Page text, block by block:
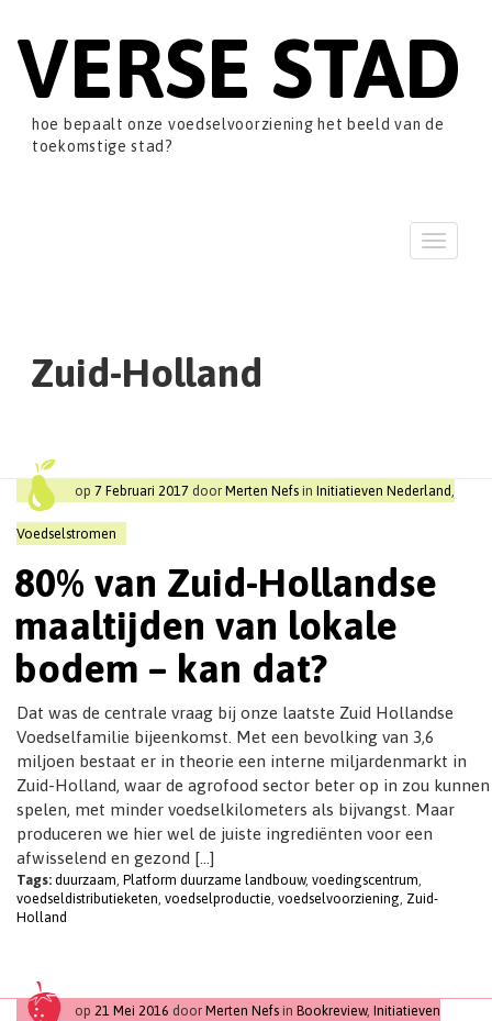
VERSE STAD
hoe bepaalt onze voedselvoorziening het beeld van de
toekomstige stad?
T
o
a
t
Zuid-Holland
op 7 Februari 2017 door Merten Nefs in Initiatieven Nederland
Voedselstromen
80% van Zuid-Hollandse
maaltijden van lokale
bodem – kan dat?
Dat was de centrale vraag bij onze laatste Zuid Hollandse
Voedselfamilie bijeenkomst. Met een bevolking van 3,6
miljoen bestaat er in theorie een interne miljardenmarkt in
Zuid-Holland, waar de agrofood sector beter op in zou kunnen
spelen, met minder voedselkilometers als bijvangst. Maar
produceren we hier wel de juiste ingrediënten voor een
afwisselend en gezond […]
Tags: duurzaam, Platform duurzame landbouw, voedingscentrum,
voedseldistributieketen, voedselproductie, voedselvoorziening, Zuid-
Holland
op 21 Mei 2016 door Merten Nefs in Bookreview, Initiatieven